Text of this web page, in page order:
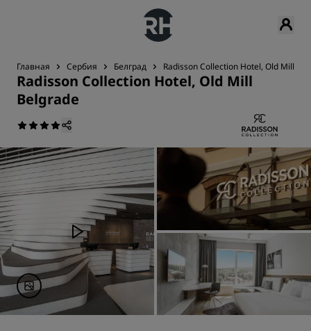
Главная Сербия Белград Radisson Collection Hotel, Old Mill
Radisson Collection Hotel, Old Mill
Belgrade